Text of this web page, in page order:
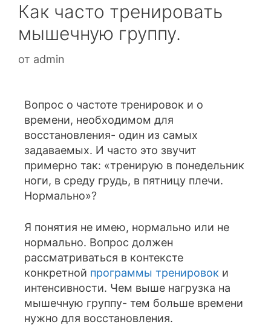
Как часто тренировать
мышечную группу.
от admin
Вопрос о частоте тренировок и о
времени, необходимом для
восстановления- один из самых
задаваемых. И часто это звучит
примерно так: «тренирую в понедельник
ноги, в среду грудь, в пятницу плечи.
Нормально»?
Я понятия не имею, нормально или не
нормально. Вопрос должен
рассматриваться в контексте
конкретной программы тренировок и
интенсивности. Чем выше нагрузка на
мышечную группу- тем больше времени
нужно для восстановления.